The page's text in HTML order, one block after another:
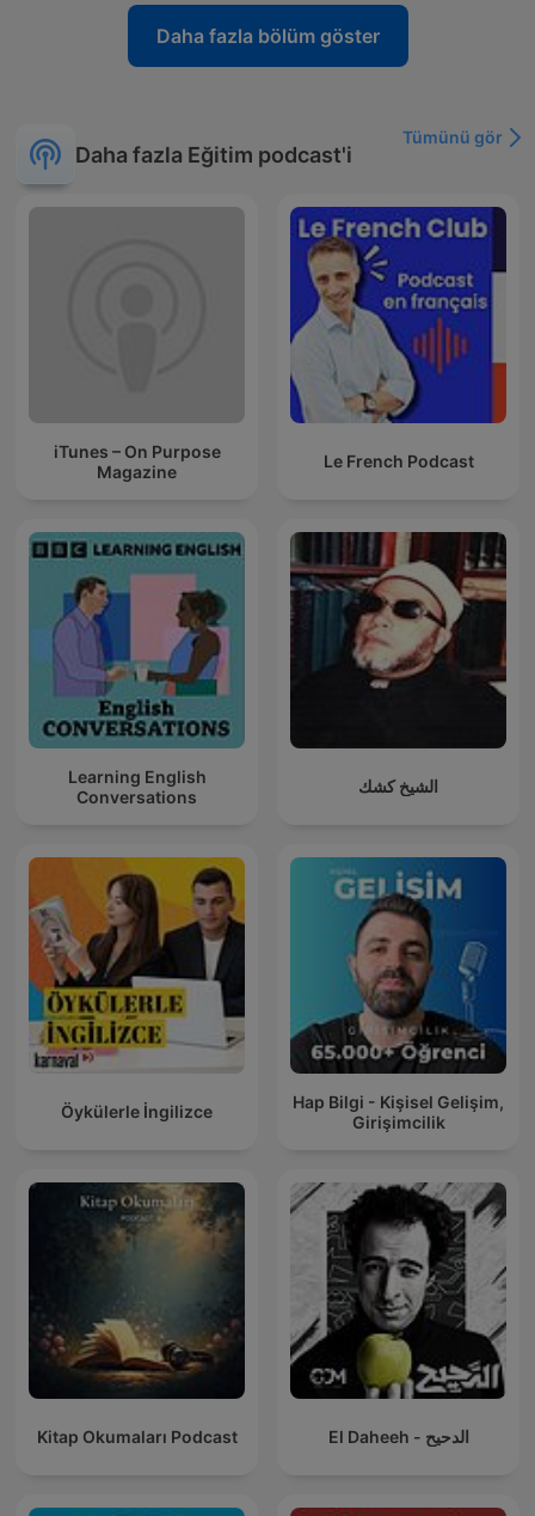
Daha fazla bölüm göster
Daha fazla Eğitim podcast'i
Tümünü gör
iTunes – On Purpose
Magazine
Le French Podcast
Learning English
Conversations
الشيخ كشك
Öykülerle İngilizce
Hap Bilgi - Kişisel Gelişim,
Girişimcilik
Kitap Okumaları Podcast El Daheeh - الدحيح